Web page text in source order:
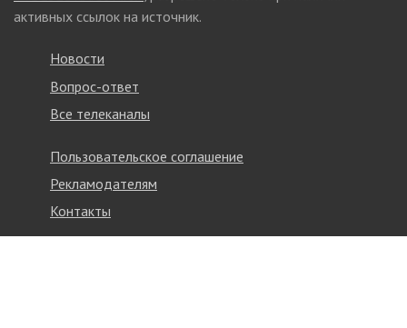
активных ссылок на источник.
Новости
Вопрос-ответ
Все телеканалы
Пользовательское соглашение
Рекламодателям
Контакты